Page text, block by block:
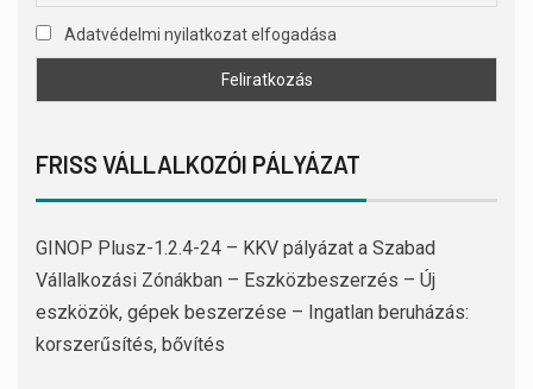
Adatvédelmi nyilatkozat elfogadása
FRISS VÁLLALKOZÓI PÁLYÁZAT
GINOP Plusz-1.2.4-24 – KKV pályázat a Szabad
Vállalkozási Zónákban – Eszközbeszerzés – Új
eszközök, gépek beszerzése – Ingatlan beruházás:
korszerűsítés, bővítés